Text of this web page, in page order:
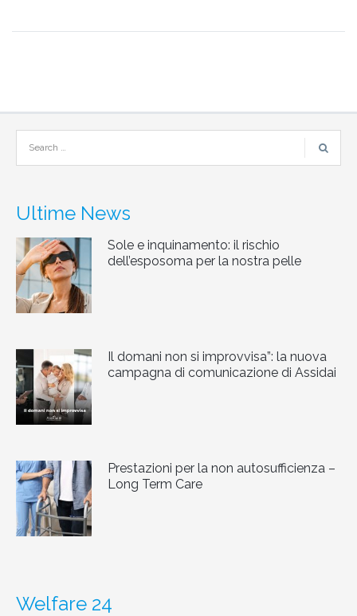
Ultime News
Sole e inquinamento: il rischio
dell’esposoma per la nostra pelle
Il domani non si improvvisa”: la nuova
campagna di comunicazione di Assidai
Prestazioni per la non autosufficienza –
Long Term Care
Welfare 24